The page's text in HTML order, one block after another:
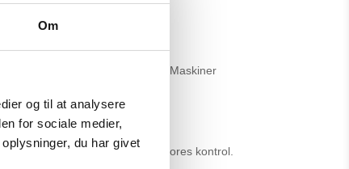
Om
og til at analysere
for sociale medier,
du har givet
eller ombytning. BAK Maskiner
køber.
eller forhold uden for vores kontrol.